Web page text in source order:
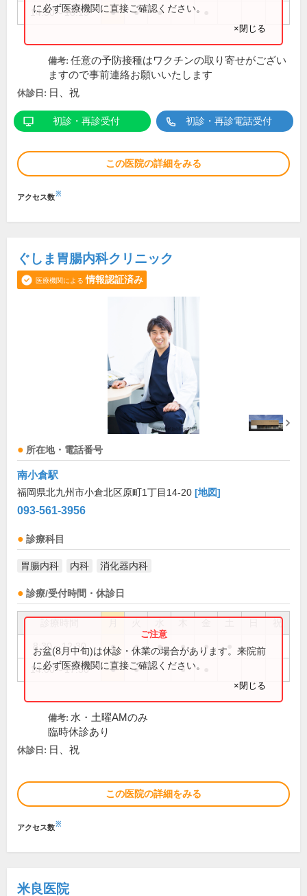
14:30～18:15 ● ● ●
に必ず医療機関に直接ご確認ください。
×閉じる
備考: 任意の予防接種はワクチンの取り寄せがござい
ますので事前連絡お願いいたします
休診日: 日、祝
初診・再診受付 初診・再診電話受付
この医院の詳細をみる
アクセス数※
ぐしま胃腸内科クリニック
医療機関による 情報認証済み
所在地・電話番号
南小倉駅
福岡県北九州市小倉北区原町1丁目14-20 [地図]
093-561-3956
診療科目
胃腸内科 内科 消化器内科
診療/受付時間・休診日
祝
8:30～12:30 ● ● ● ● ●
14:00～17:30 ● ● ●
お盆(8月中旬)は休診・休業の場合があります。来院前
に必ず医療機関に直接ご確認ください。
×閉じる
備考: 水・土曜AMのみ
臨時休診あり
休診日: 日、祝
この医院の詳細をみる
アクセス数※
米良医院